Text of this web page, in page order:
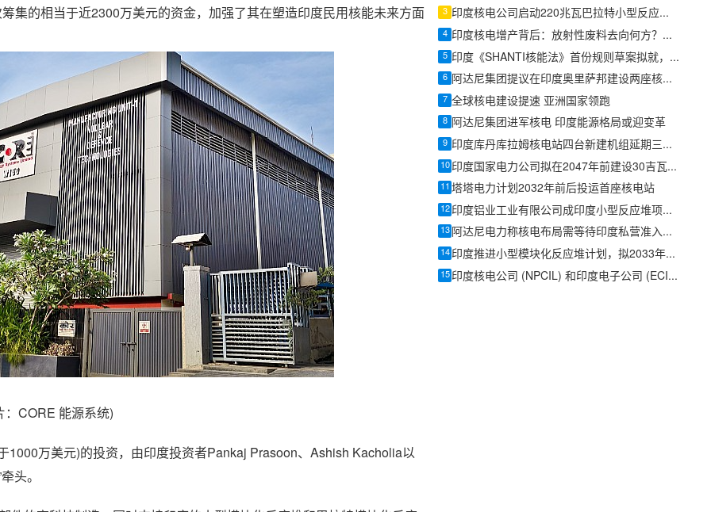
集的相当于近2300万美元的资金，加强了其在塑造印度民用核能未来方面
：CORE 能源系统)
万美元)的投资，由印度投资者Pankaj Prasoon、Ashish Kacholia以
头。
3 印度核电公司启动220兆瓦巴拉特小型反应堆工程设计招标
4 印度核电增产背后：放射性废料去向何方？政府首度在议会详解管理流程
5 印度《SHANTI核能法》首份规则草案拟就，正与部委及产业界磋商
6 阿达尼集团提议在印度奥里萨邦建设两座核电站
7 全球核电建设提速 亚洲国家领跑
8 阿达尼集团进军核电 印度能源格局或迎变革
9 印度库丹库拉姆核电站四台新建机组延期三年，造价上涨55%至144亿美元
10 印度国家电力公司拟在2047年前建设30吉瓦核电装机
11 塔塔电力计划2032年前后投运首座核电站
12 印度铝业工业有限公司成印度小型反应堆项目唯一投标方
13 阿达尼电力称核电布局需等待印度私营准入规则落地
14 印度推进小型模块化反应堆计划，拟2033年前投运至少5座机组
15 印度核电公司 (NPCIL) 和印度电子公司 (ECIL)签署核电技术合作备忘录